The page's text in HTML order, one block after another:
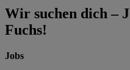
Wir suchen dich –
Fuchs!
Jobs